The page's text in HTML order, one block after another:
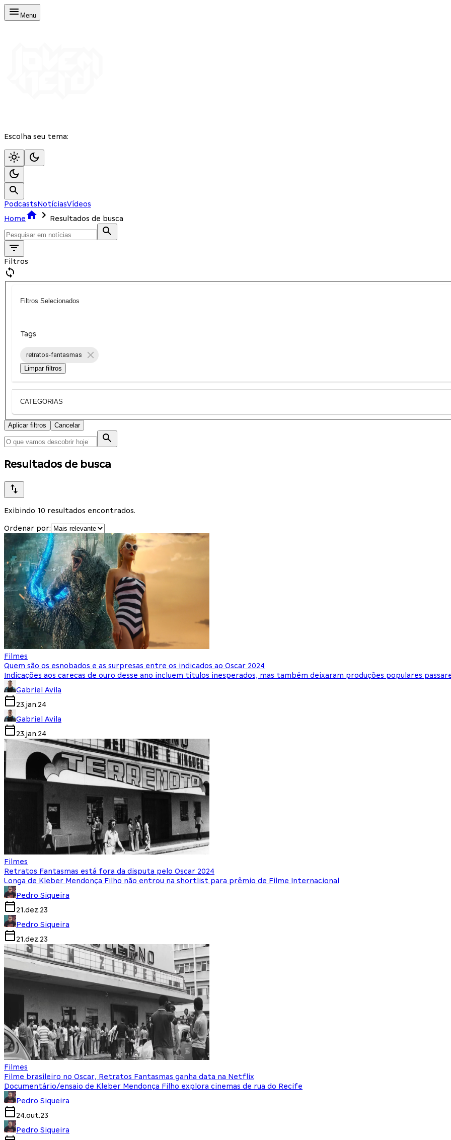
Menu
Escolha seu tema:
PodcastsNotíciasVídeos
Home
Resultados de busca
Filtros
Filtros Selecionados
Tags
retratos-fantasmas
Limpar filtros
CATEGORIAS
Aplicar filtros Cancelar
Resultados de busca
Exibindo 10 resultados encontrados.
Ordenar por:
Filmes
Quem são os esnobados e as surpresas entre os indicados ao Oscar 2024
Indicações aos carecas de ouro desse ano incluem títulos inesperados, mas também deixaram produções populares
Gabriel Avila
23.jan.24
Gabriel Avila
23.jan.24
Filmes
Retratos Fantasmas está fora da disputa pelo Oscar 2024
Longa de Kleber Mendonça Filho não entrou na shortlist para prêmio de Filme Internacional
Pedro Siqueira
21.dez.23
Pedro Siqueira
21.dez.23
Filmes
Filme brasileiro no Oscar, Retratos Fantasmas ganha data na Netflix
Documentário/ensaio de Kleber Mendonça Filho explora cinemas de rua do Recife
Pedro Siqueira
24.out.23
Pedro Siqueira